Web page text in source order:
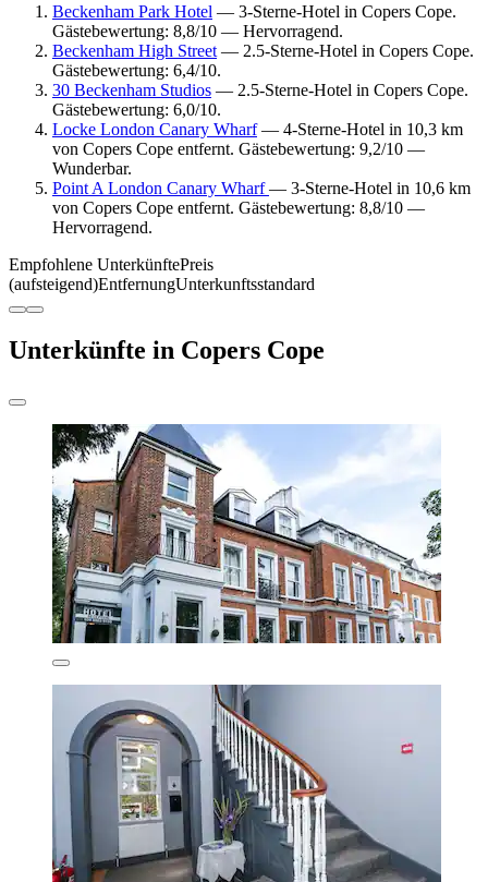
Beckenham Park Hotel — 3-Sterne-Hotel in Copers Cope.
Gästebewertung: 8,8/10 — Hervorragend.
Beckenham High Street — 2.5-Sterne-Hotel in Copers Cope.
Gästebewertung: 6,4/10.
30 Beckenham Studios — 2.5-Sterne-Hotel in Copers Cope.
Gästebewertung: 6,0/10.
Locke London Canary Wharf— 4-Sterne-Hotel in 10,3 km
von Copers Cope entfernt. Gästebewertung: 9,2/10 —
Wunderbar.
Point A London Canary Wharf— 3-Sterne-Hotel in 10,6 km
von Copers Cope entfernt. Gästebewertung: 8,8/10 —
Hervorragend.
Empfohlene UnterkünftePreis
(aufsteigend)EntfernungUnterkunftsstandard
Unterkünfte in Copers Cope